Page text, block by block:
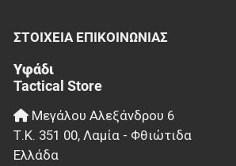
ΣΤΟΙΧΕΊΑ EΠΙΚΟΙΝΩΝΊΑΣ
Υφάδι
Tactical Store
Μεγάλου Αλεξάνδρου 6
Τ.Κ. 351 00, Λαμία - Φθιώτιδα
Ελλάδα